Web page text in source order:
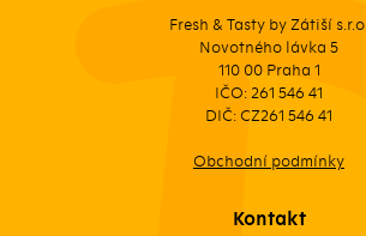
Fresh & Tasty by Zátiší s.r.o.
Novotného lávka 5
110 00 Praha 1
IČO: 261 546 41
DIČ: CZ261 546 41
Obchodní podmínky
Kontakt